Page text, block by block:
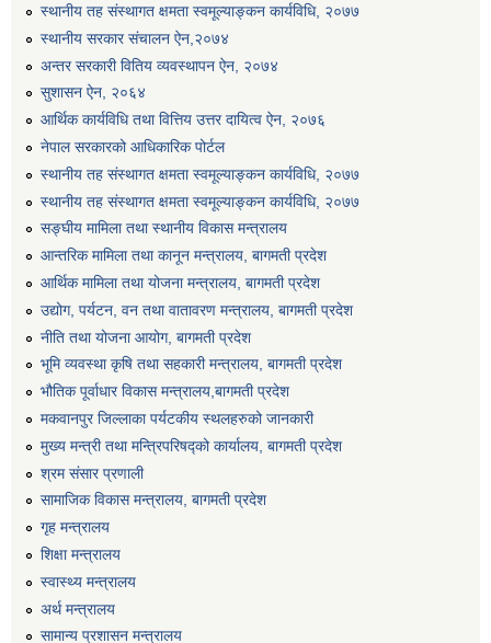
स्थानीय तह संस्थागत क्षमता स्वमूल्याङ्कन कार्यविधि, २०७७
स्थानीय सरकार संचालन ऐन,२०७४
अन्तर सरकारी वितिय व्यवस्थापन ऐन, २०७४
सुशासन ऐन, २०६४
आर्थिक कार्यविधि तथा वित्तिय उत्तर दायित्व ऐन, २०७६
नेपाल सरकारको आधिकारिक पोर्टल
स्थानीय तह संस्थागत क्षमता स्वमूल्याङ्कन कार्यविधि, २०७७
स्थानीय तह संस्थागत क्षमता स्वमूल्याङ्कन कार्यविधि, २०७७
सङ्घीय मामिला तथा स्थानीय विकास मन्त्रालय
आन्तरिक मामिला तथा कानून मन्त्रालय, बागमती प्रदेश
आर्थिक मामिला तथा योजना मन्त्रालय, बागमती प्रदेश
उद्योग, पर्यटन, वन तथा वातावरण मन्त्रालय, बागमती प्रदेश
नीति तथा योजना आयोग, बागमती प्रदेश
भूमि व्यवस्था कृषि तथा सहकारी मन्त्रालय, बागमती प्रदेश
भौतिक पूर्वाधार विकास मन्त्रालय,बागमती प्रदेश
मकवानपुर जिल्लाका पर्यटकीय स्थलहरुको जानकारी
मुख्य मन्त्री तथा मन्त्रिपरिषद्को कार्यालय, बागमती प्रदेश
श्रम संसार प्रणाली
सामाजिक विकास मन्त्रालय, बागमती प्रदेश
गृह मन्त्रालय
शिक्षा मन्त्रालय
स्वास्थ्य मन्त्रालय
अर्थ मन्त्रालय
सामान्य प्रशासन मन्त्रालय